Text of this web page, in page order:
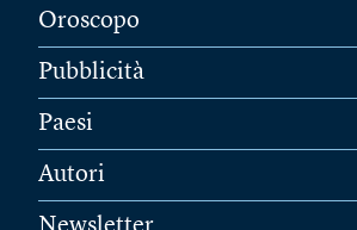
Oroscopo
Pubblicità
Paesi
Autori